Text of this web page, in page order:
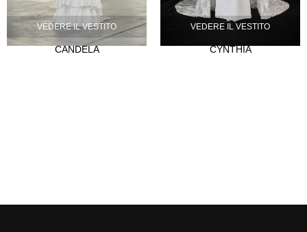
VEDERE IL VESTITO
CANDELA
VEDERE IL VESTITO
CYNTHIA